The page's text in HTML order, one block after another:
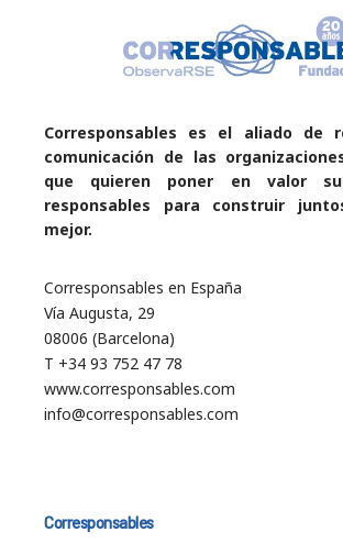
Corresponsables es el aliado de
comunicación de las
que quieren poner en valor
responsables para construir
mejor.
Corresponsables en España
Vía Augusta, 29
08006 (Barcelona)
T +34 93 752 47 78
www.corresponsables.com
info@corresponsables.com
Corresponsables